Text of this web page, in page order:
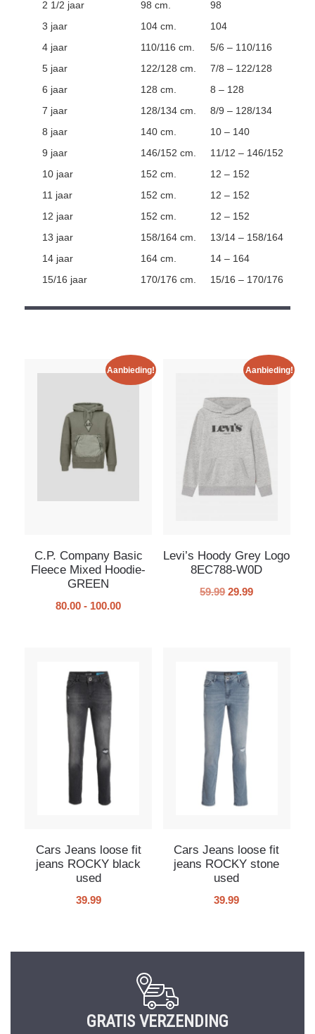
2 1/2 jaar 98 cm.
98
3 jaar
104 cm.
104
4 jaar
110/116 cm.
5/6 – 110/116
5 jaar
122/128 cm.
7/8 – 122/128
6 jaar
128 cm.
8 – 128
7 jaar
128/134 cm.
8/9 – 128/134
8 jaar
140 cm.
10 – 140
9 jaar
146/152 cm.
11/12 – 146/152
10 jaar
152 cm.
12 – 152
11 jaar
152 cm.
12 – 152
12 jaar
152 cm.
12 – 152
13 jaar
158/164 cm.
13/14 – 158/164
14 jaar
164 cm.
14 – 164
15/16 jaar
170/176 cm. 15/16 – 170/176
Aanbieding!
C.P. Company Basic
Fleece Mixed Hoodie-
GREEN
80.00 - 100.00
Aanbieding!
Levi’s Hoody Grey Logo
8EC788-W0D
59.99 29.99
Cars Jeans loose fit
jeans ROCKY black
used
39.99
Cars Jeans loose fit
jeans ROCKY stone
used
39.99
GRATIS VERZENDING